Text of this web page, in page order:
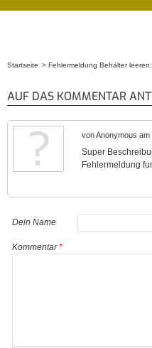
Startseite Fehlermeldung Behälter
AUF DAS KOMMENTAR
von Anonymous am
Super
Fehlermeldung
Dein Name
Kommentar*